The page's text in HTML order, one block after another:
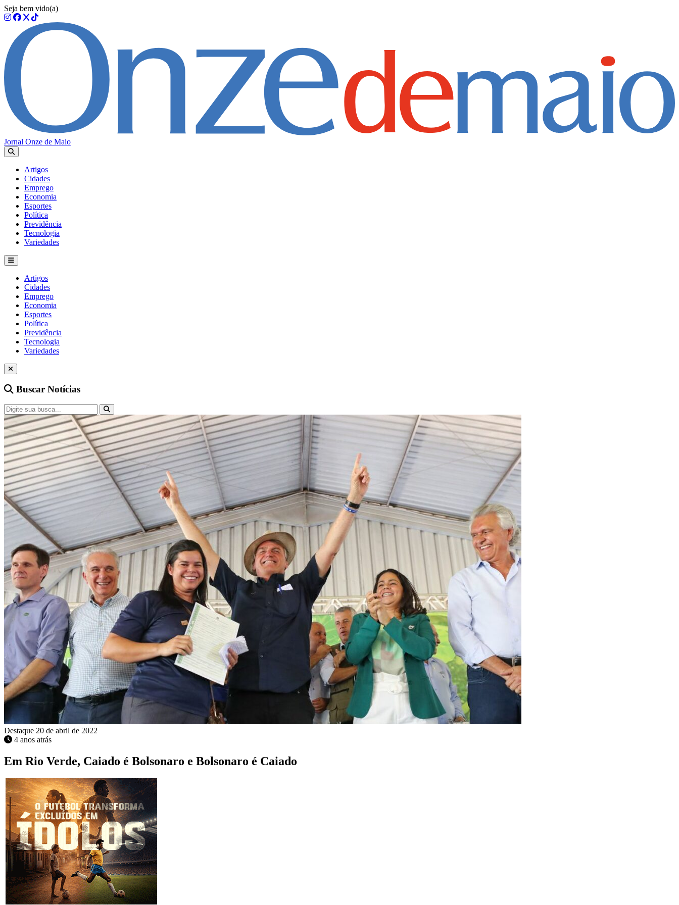
Seja bem vido(a)
Jornal Onze de Maio
Artigos
Cidades
Emprego
Economia
Esportes
Política
Previdência
Tecnologia
Variedades
Artigos
Cidades
Emprego
Economia
Esportes
Política
Previdência
Tecnologia
Variedades
Buscar Notícias
Destaque 20 de abril de 2022
4 anos atrás
Em Rio Verde, Caiado é Bolsonaro e Bolsonaro é Caiado